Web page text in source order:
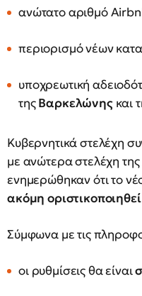
ανώτατο αριθμό
περιορισμό νέων
υποχρεωτική
τηςΒαρκελώνηςκαι
Κυβερνητικά στελέχη
με ανώτερα στελέχη
ενημερώθηκαν ότι το
ακόμη οριστικοποιηθεί
Σύμφωνα με τις
οι ρυθμίσεις θα είναι